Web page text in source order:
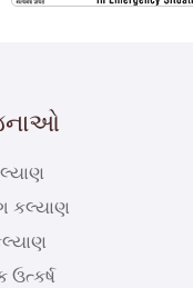
કલ્યાણ
ઉત્કર્ષ